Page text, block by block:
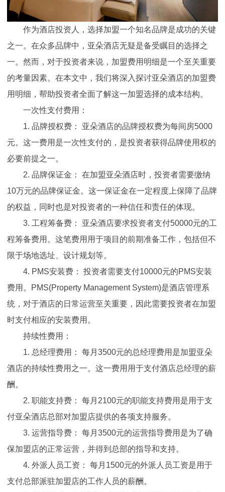
作为酒店投资人，选择加盟一个知名品牌是成功的关键
之一。在众多品牌中， 亚朵酒店无疑是备受瞩目的选择之
一。然而，对于投资者来说，加盟费用明细是一个至关重要
的考量因素。在本文中，我们将深入探讨亚朵酒店的加盟费
用明细，帮助投资者全面了解这一加盟选择的成本结构。
一次性支付费用：
1. 品牌授权费： 亚朵酒店的品牌授权费为每间房5000
元。这一费用是一次性支付的，是投资者获得品牌使用权的
必要前提之一。
2. 品牌保证金： 在加盟亚朵酒店时，投资者需要缴纳
10万元的品牌保证金。这一保证金在一定程度上保障了品牌
的权益，同时也是对投资者的一种信任和责任的体现。
3. 工程筹备费： 亚朵酒店要求投资者支付50000元的工
程筹备费用。这笔费用用于项目的前期准备工作，包括但不
限于场地选址、设计规划等。
4. PMS安装费： 投资者需要支付10000元的PMS安装
费用。PMS(Property Management System)是酒店管理系
统，对于酒店的日常运营至关重要，因此需要投资者在加盟
时支付相应的安装费用。
持续性费用：
1. 总经理费用： 每月3500元的总经理费用是加盟亚朵
酒店的持续性费用之一。这一费用用于支付酒店总经理的薪
酬。
2. 职能支持费： 每月2100元的职能支持费用是用于支
付亚朵酒店总部对加盟店提供的各项支持服务。
3. 运营指导费： 每月3500元的运营指导费用是为了确
保加盟店的正常运营，并得到总部的指导和支持。
4. 外派人员工资： 每月1500元的外派人员工资是用于
支付总部派驻加盟店的工作人员的薪酬。